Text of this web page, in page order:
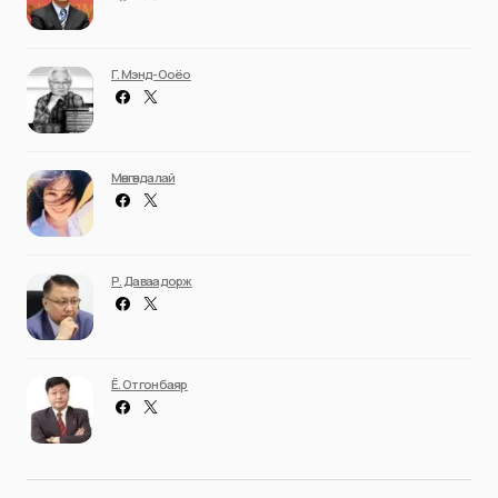
Г. Мэнд-Ооёо
Мөнгөндалай
Р. Даваадорж
Ё. Отгонбаяр